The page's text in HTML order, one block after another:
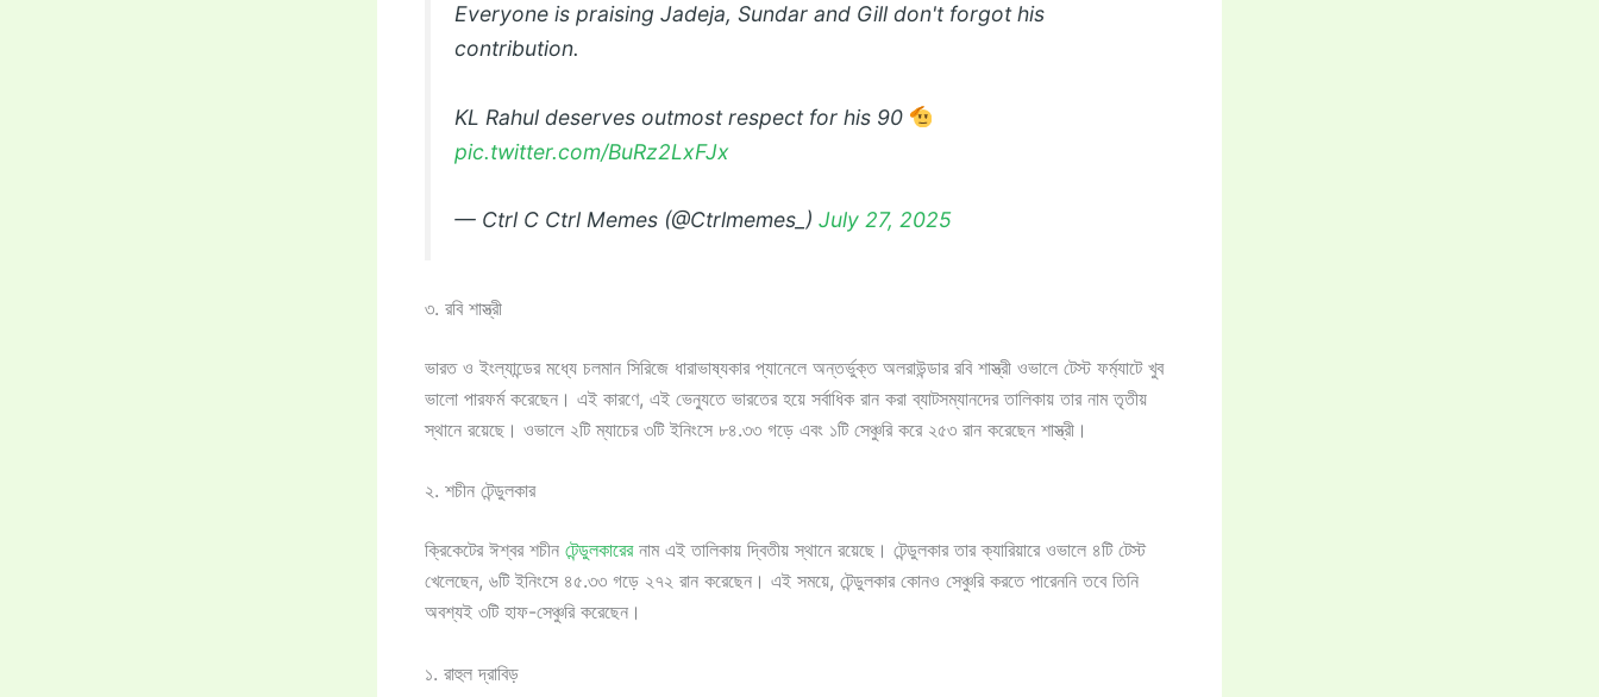
Everyone is praising Jadeja, Sundar and Gill don't forgot his
contribution.
KL Rahul deserves outmost respect for his 90
pic.twitter.com/BuRz2LxFJx
— Ctrl C Ctrl Memes (@Ctrlmemes_) July 27, 2025
৩. রবি শাস্ত্রী
ভারত ও ইংল্যান্ডের মধ্যে চলমান সিরিজে ধারাভাষ্যকার প্যানেলে অন্তর্ভুক্ত অলরাউন্ডার রবি শাস্ত্রী ওভালে টেস্ট ফর্ম্যাটে খুব
ভালো পারফর্ম করেছেন। এই কারণে, এই ভেন্যুতে ভারতের হয়ে সর্বাধিক রান করা ব্যাটসম্যানদের তালিকায় তার নাম তৃতীয়
স্থানে রয়েছে। ওভালে ২টি ম্যাচের ৩টি ইনিংসে ৮৪.৩৩ গড়ে এবং ১টি সেঞ্চুরি করে ২৫৩ রান করেছেন শাস্ত্রী।
২. শচীন টেন্ডুলকার
ক্রিকেটের ঈশ্বর শচীন টেন্ডুলকারের নাম এই তালিকায় দ্বিতীয় স্থানে রয়েছে। টেন্ডুলকার তার ক্যারিয়ারে ওভালে ৪টি টেস্ট
খেলেছেন, ৬টি ইনিংসে ৪৫.৩৩ গড়ে ২৭২ রান করেছেন। এই সময়ে, টেন্ডুলকার কোনও সেঞ্চুরি করতে পারেননি তবে তিনি
অবশ্যই ৩টি হাফ-সেঞ্চুরি করেছেন।
১. রাহুল দ্রাবিড়